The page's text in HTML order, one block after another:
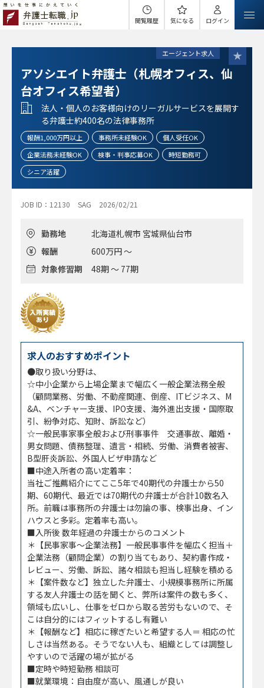
閲覧履歴 気になる ログイン
エージェント求人
アソシエイト弁護士（札幌オフィス、仙
台オフィス希望者）
法人・個人のお客様向けのリーガルサービスを展開す
る弁護士約400名の法律事務所
報酬1,000万円以上 事務所未経験OK
個人受任OK
企業法務未経験OK
検事・判事応募OK
時短勤務可
シニア活躍
JOB ID：12130 SAG 2026/02/21
勤務地
北海道札幌市 宮城県仙台市
報酬
600万円 ～
対象修習期
48期 ～ 77期
求人のおすすめポイント
●取り扱い分野は、
☆中小企業から上場企業まで幅広く一般企業法務全般
（顧問業務、労働、不動産関連、倒産、ITビジネス、M
&A、ベンチャー支援、IPO支援、海外進出支援・国際取
引、紛争対応、知財、訴訟など）
☆一般民事家事全般および刑事事件 交通事故、離婚・
男女問題、債務整理、遺言・相続、労働、消費者被害、
B型肝炎訴訟、外国人ビザ申請など
■中途入所者の高い定着率：
当社ご推薦紹介にてここ5年で40期代の弁護士から50
期、60期代、最近では70期代の弁護士が合計10数名入
所。前職は事務所の弁護士は勿論の事、検事出身、イン
ハウスと多彩。定着率も高い。
■入所後 数年経過の弁護士からのコメント
＊【民事家事～企業法務】一般民事事件を幅広く担当＋
企業法務（顧問企業）の割り当てもあり、契約書作成・
レビュー、労働、訴訟、諸々相談も担当し経験を積める
＊【案件数など】独立した弁護士、小規模事務所に所属
する友人弁護士の話を聞くと、弊所は案件の数も多く、
領域も広いし、仕事をゼロから取る苦労もないので、そ
こは自分的にはフィットするし有難い
＊【報酬など】相応に稼ぎたいと希望する人＝ 相応の忙
しさは当然ある。そうでない人も、組織としては調整し
やすいので活躍の場が拡がる
■定時や時短勤務 相談可
■就業環境：自由度が高い、風通しが良い